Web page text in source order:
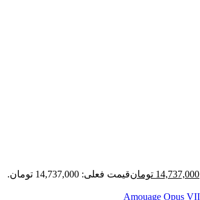
14,737,000 تومانقیمت فعلی: 14,737,000 تومان.